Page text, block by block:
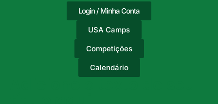
Login / Minha Conta
USA Camps
Competições
Calendário
Adicione o texto do seu